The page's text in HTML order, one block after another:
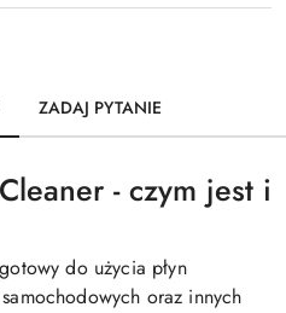
ZADAJ PYTANIE
- czym jest i
do użycia płyn
oraz innych